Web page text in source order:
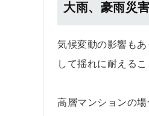
大雨、豪雨災
気候変動の影響も
して揺れに耐える
高層マンションの